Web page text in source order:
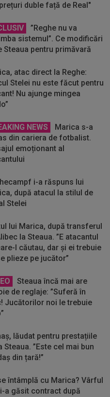
duble față de Real"
”Reghe nu va
sistemul”. Ce modificări
Steaua pentru primăvară
atac direct la Reghe:
Stelei nu este făcut pentru
Nu ajunge mingea
NEWS
Marica s-a
din cariera de fotbalist.
emoționant al
i-a răspuns lui
după atacul la stilul de
Stelei
lui Marica, după transferul
la Steaua. ”E atacantul
l căutau, dar și ei trebuie
plieze pe jucător”
Steaua încă mai are
de reglaje: ”Suferă în
Jucătorilor noi le trebuie
lăudat pentru prestațiile
Steaua. ”Este cel mai bun
din țară!”
întâmplă cu Marica? Vârful
a găsit contract după